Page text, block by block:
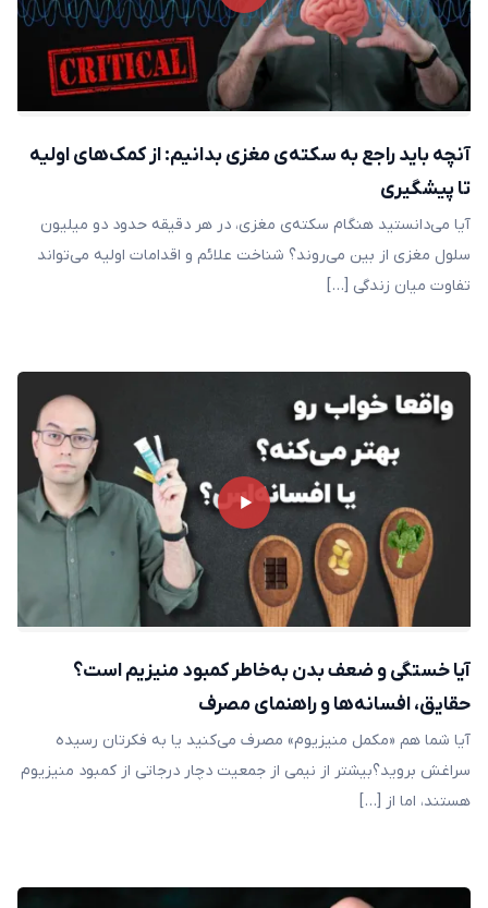
آنچه باید راجع به سکته‌ی مغزی بدانیم: از کمک‌های اولیه
تا پیشگیری
آیا می‌دانستید هنگام سکته‌ی مغزی، در هر دقیقه حدود دو میلیون
سلول مغزی از بین می‌روند؟ شناخت علائم و اقدامات اولیه می‌تواند
تفاوت میان زندگی […]
آیا خستگی و ضعف بدن به‌خاطر کمبود منیزیم است؟
حقایق، افسانه‌ها و راهنمای مصرف
آیا شما هم «مکمل منیزیوم» مصرف می‌کنید یا به‌ فکرتان رسیده
سراغش بروید؟بیشتر از نیمی از جمعیت دچار درجاتی از کمبود منیزیوم
هستند، اما از […]